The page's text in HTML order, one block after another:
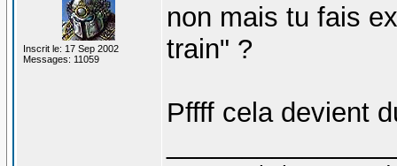
Inscrit le: 17 Sep 2002
Messages: 11059
non mais tu fais
train" ?
Pffff cela devient